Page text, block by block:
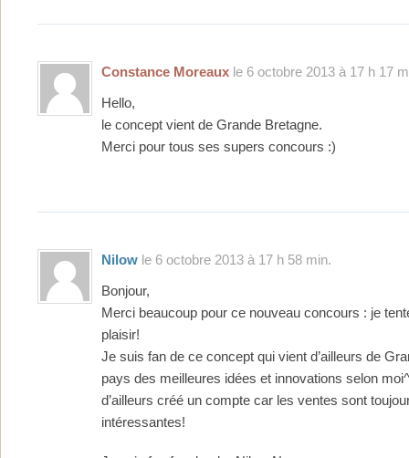
Constance Moreaux le 6 octobre 2013 à 17 h 17
Hello,
le concept vient de Grande Bretagne.
Merci pour tous ses supers concours :)
Nilow le 6 octobre 2013 à 17 h 58 min.
Bonjour,
Merci beaucoup pour ce nouveau concours : je
plaisir!
Je suis fan de ce concept qui vient d’ailleurs de
pays des meilleures idées et innovations selon
d’ailleurs créé un compte car les ventes sont
intéressantes!